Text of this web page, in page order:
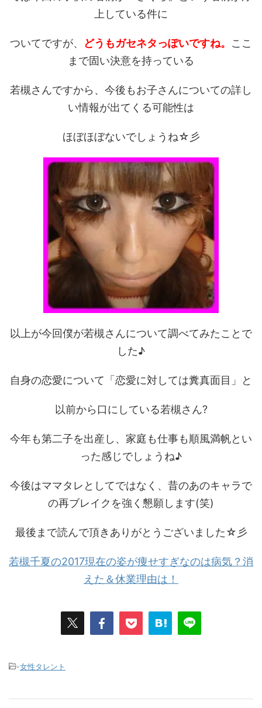
上している件に
ついてですが、 どうもガセネタっぽいですね。 ここ
まで固い決意を持っている
若槻さんですから、今後もお子さんについての詳し
い情報が出てくる可能性は
ほぼほぼないでしょうね☆彡
以上が今回僕が若槻さんについて調べてみたことで
した♪
自身の恋愛について「恋愛に対しては糞真面目」と
以前から口にしている若槻さん?
今年も第二子を出産し、家庭も仕事も順風満帆とい
った感じでしょうね♪
今後はママタレとしてではなく、昔のあのキャラで
の再ブレイクを強く懇願します(笑)
最後まで読んで頂きありがとうございました☆彡
若槻千夏の2017現在の姿が痩せすぎなのは病気？消
えた＆休業理由は！
-女性タレント